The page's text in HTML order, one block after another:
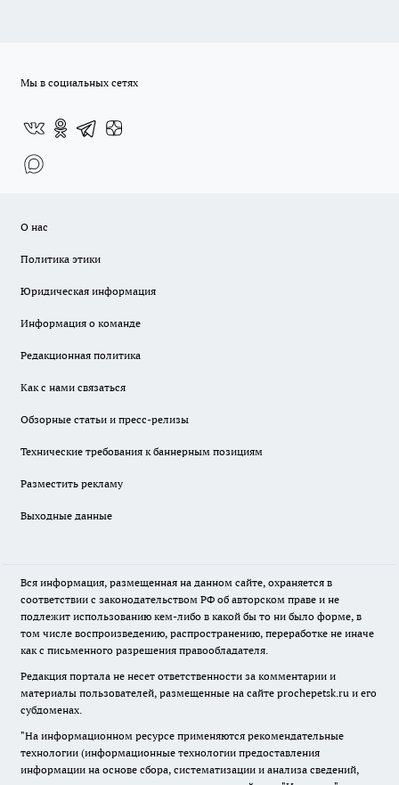
Мы в социальных сетях
О нас
Политика этики
Юридическая информация
Информация о команде
Редакционная политика
Как с нами связаться
Обзорные статьи и пресс-релизы
Технические требования к баннерным позициям
Разместить рекламу
Выходные данные
Вся информация, размещенная на данном сайте, охраняется в
соответствии с законодательством РФ об авторском праве и не
подлежит использованию кем-либо в какой бы то ни было форме, в
том числе воспроизведению, распространению, переработке не иначе
как с письменного разрешения правообладателя.
Редакция портала не несет ответственности за комментарии и
материалы пользователей, размещенные на сайте prochepetsk.ru и его
субдоменах.
"На информационном ресурсе применяются рекомендательные
технологии (информационные технологии предоставления
информации на основе сбора, систематизации и анализа сведений,